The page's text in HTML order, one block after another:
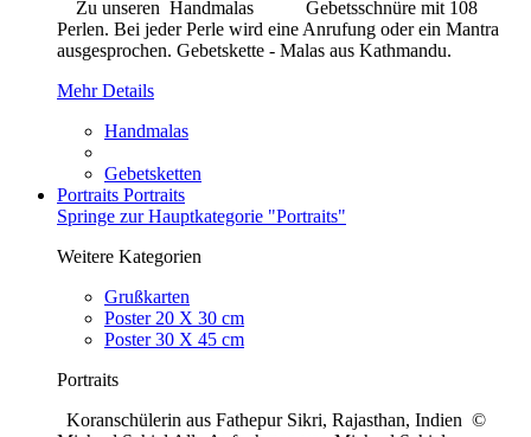
Zu unseren Handmalas Gebetsschnüre mit 108
Perlen. Bei jeder Perle wird eine Anrufung oder ein Mantra
ausgesprochen. Gebetskette - Malas aus Kathmandu.
Mehr Details
Handmalas
Gebetsketten
Portraits Portraits
Springe zur Hauptkategorie "Portraits"
Weitere Kategorien
Grußkarten
Poster 20 X 30 cm
Poster 30 X 45 cm
Portraits
Koranschülerin aus Fathepur Sikri, Rajasthan, Indien ©